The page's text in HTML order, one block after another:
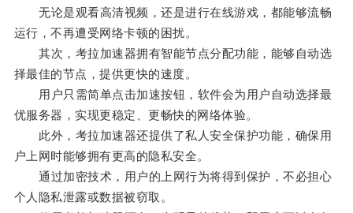
无论是观看高清视频，还是进行在线游戏，都能够流畅
运行，不再遭受网络卡顿的困扰。
其次，考拉加速器拥有智能节点分配功能，能够自动选
择最佳的节点，提供更快的速度。
用户只需简单点击加速按钮，软件会为用户自动选择最
优服务器，实现更稳定、更畅快的网络体验。
此外，考拉加速器还提供了私人安全保护功能，确保用
户上网时能够拥有更高的隐私安全。
通过加密技术，用户的上网行为将得到保护，不必担心
个人隐私泄露或数据被窃取。